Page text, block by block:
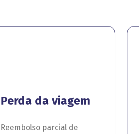
Perda da viagem
Reembolso parcial de